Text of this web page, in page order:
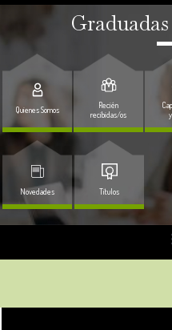
Quienes Somos
Recién
recibidas/os
Novedades Titulos